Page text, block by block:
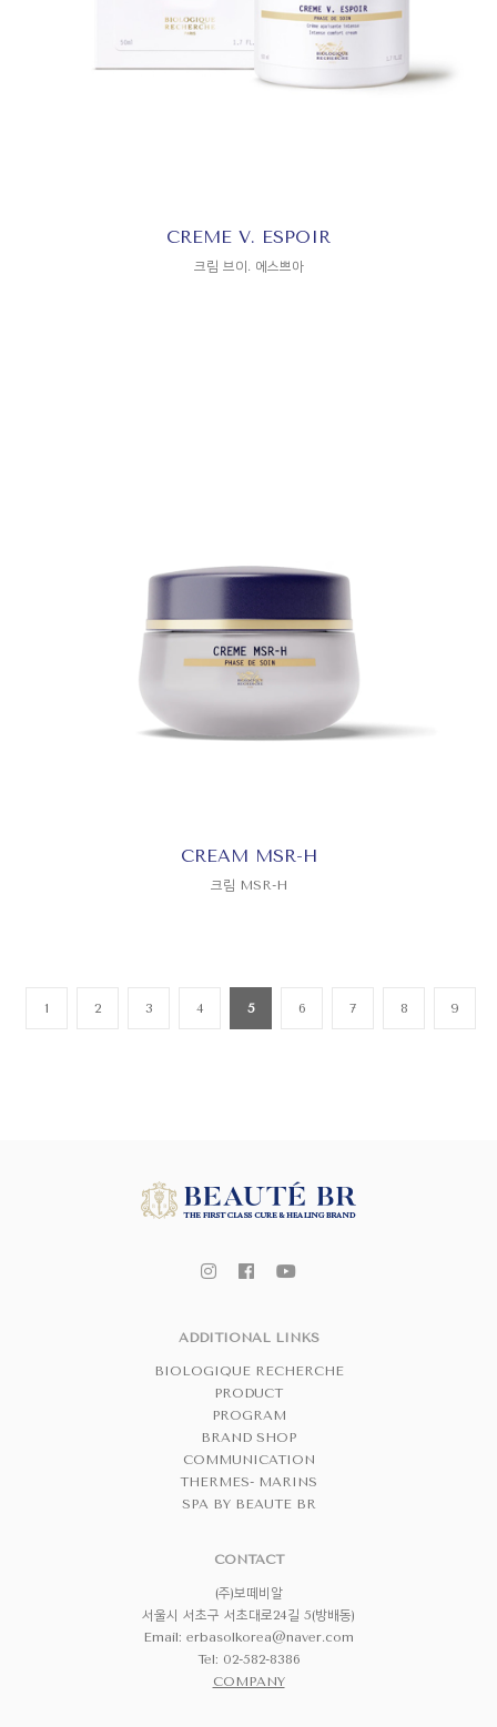
CREME V. ESPOIR
크림 브이. 에스쁘아
CREAM MSR-H
크림 MSR-H
1 2 3 4 5 6 7 8 9
ADDITIONAL LINKS
BIOLOGIQUE RECHERCHE
PRODUCT
PROGRAM
BRAND SHOP
COMMUNICATION
THERMES- MARINS
SPA BY BEAUTE BR
CONTACT
(주)보떼비알
서울시 서초구 서초대로24길 5(방배동)
Email: erbasolkorea@naver.com
Tel: 02-582-8386
COMPANY